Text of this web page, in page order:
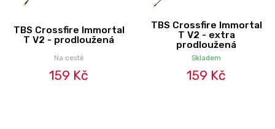
TBS Crossfire Immortal
T V2 - prodloužená
Na cestě
159 Kč
TBS Crossfire Immortal
T V2 - extra
prodloužená
Skladem
159 Kč